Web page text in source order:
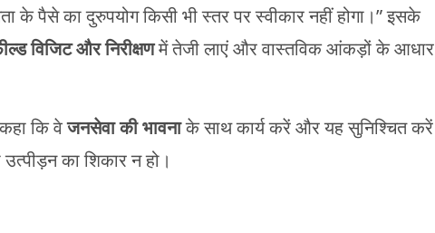
के पैसे का दुरुपयोग किसी भी स्तर पर स्वीकार नहीं होगा।” इसके
विजिट और निरीक्षणमें तेजी लाएं और वास्तविक आंकड़ों के आधार
कि वेजनसेवा की भावनाके साथ कार्य करें और यह सुनिश्चित करें
उत्पीड़न का शिकार न हो।